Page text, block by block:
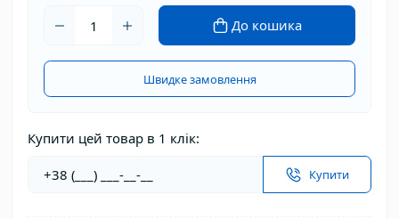
До кошика
Швидке замовлення
Купити цей товар в 1 клік:
Купити